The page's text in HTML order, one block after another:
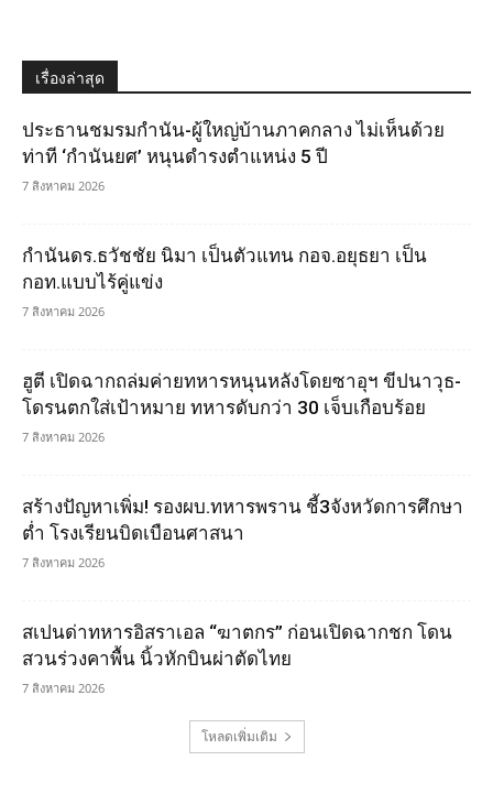
เรื่องล่าสุด
ประธานชมรมกำนัน-ผู้ใหญ่บ้านภาคกลาง ไม่เห็นด้วย
ท่าที ‘กำนันยศ’ หนุนดำรงตำแหน่ง 5 ปี
7 สิงหาคม 2026
กำนันดร.ธวัชชัย นิมา เป็นตัวแทน กอจ.อยุธยา เป็น
กอท.แบบไร้คู่แข่ง
7 สิงหาคม 2026
ฮูตี เปิดฉากถล่มค่ายทหารหนุนหลังโดยซาอุฯ ขีปนาวุธ-
โดรนตกใส่เป้าหมาย ทหารดับกว่า 30 เจ็บเกือบร้อย
7 สิงหาคม 2026
สร้างปัญหาเพิ่ม! รองผบ.ทหารพราน ชี้3จังหวัดการศึกษา
ต่ำ โรงเรียนบิดเบือนศาสนา
7 สิงหาคม 2026
สเปนด่าทหารอิสราเอล “ฆาตกร” ก่อนเปิดฉากชก โดน
สวนร่วงคาพื้น นิ้วหักบินผ่าตัดไทย
7 สิงหาคม 2026
โหลดเพิ่มเติม